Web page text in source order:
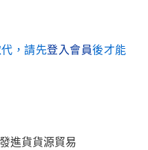
，請先登入會員後才能
進貨貨源貿易